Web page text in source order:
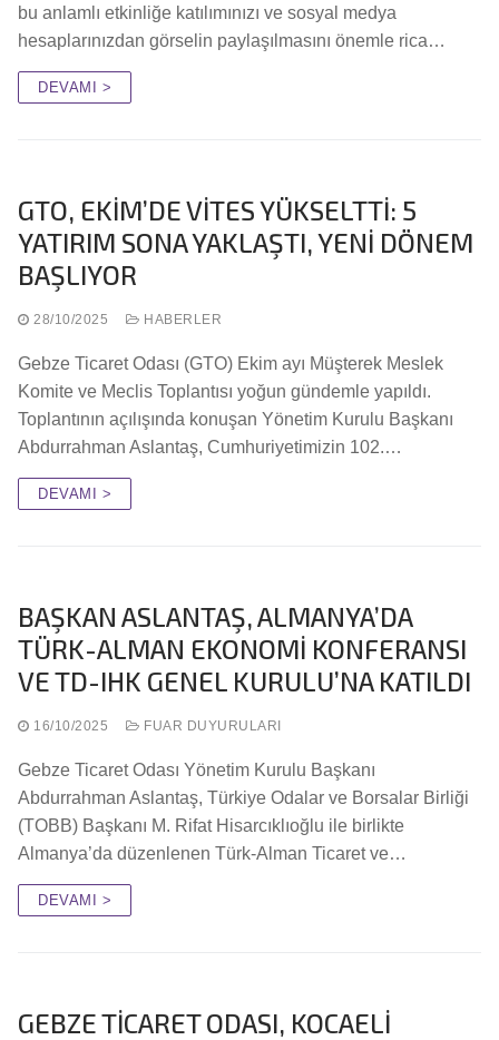
bu anlamlı etkinliğe katılımınızı ve sosyal medya
hesaplarınızdan görselin paylaşılmasını önemle rica…
DEVAMI >
GTO, EKİM’DE VİTES YÜKSELTTİ: 5
YATIRIM SONA YAKLAŞTI, YENİ DÖNEM
BAŞLIYOR
28/10/2025 HABERLER
Gebze Ticaret Odası (GTO) Ekim ayı Müşterek Meslek
Komite ve Meclis Toplantısı yoğun gündemle yapıldı.
Toplantının açılışında konuşan Yönetim Kurulu Başkanı
Abdurrahman Aslantaş, Cumhuriyetimizin 102.…
DEVAMI >
BAŞKAN ASLANTAŞ, ALMANYA’DA
TÜRK-ALMAN EKONOMİ KONFERANSI
VE TD-IHK GENEL KURULU’NA KATILDI
16/10/2025 FUAR DUYURULARI
Gebze Ticaret Odası Yönetim Kurulu Başkanı
Abdurrahman Aslantaş, Türkiye Odalar ve Borsalar Birliği
(TOBB) Başkanı M. Rifat Hisarcıklıoğlu ile birlikte
Almanya’da düzenlenen Türk-Alman Ticaret ve…
DEVAMI >
GEBZE TİCARET ODASI, KOCAELİ